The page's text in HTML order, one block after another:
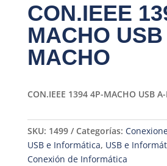
CON.IEEE
MACHO
MACHO
CON.IEEE 1394 4P-MACHO USB
SKU: 1499 Categorías:
USB e Informática, USB e
Conexión de Informática